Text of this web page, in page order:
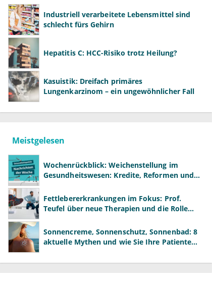
Industriell verarbeitete Lebensmittel sind
schlecht fürs Gehirn
Hepatitis C: HCC-Risiko trotz Heilung?
Kasuistik: Dreifach primäres
Lungenkarzinom – ein ungewöhnlicher Fall
Meistgelesen
Wochenrückblick: Weichenstellung im
Gesundheitswesen: Kredite, Reformen und
Fettlebererkrankungen im Fokus: Prof.
Teufel über neue Therapien und die Rolle
Sonnencreme, Sonnenschutz, Sonnenbad: 8
aktuelle Mythen und wie Sie Ihre Patienten